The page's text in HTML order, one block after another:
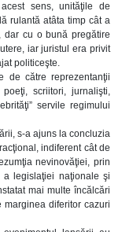
sens, unităţile de
rulantă atâta timp cât a
dar cu o bună pregătire
iar juristul era privit
politiceşte.
de către reprezentanţii
scriitori, jurnalişti,
servile regimului
s-a ajuns la concluzia
indiferent cât de
nevinovăţiei, prin
a legislaţiei naţionale şi
mai multe încălcări
diferitor cazuri